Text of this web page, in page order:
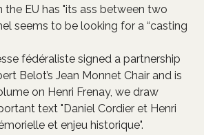
the EU has "its ass between two
seems to be looking for a “casting
fédéraliste signed a partnership
Belot’s Jean Monnet Chair and is
on Henri Frenay, we draw
text "Daniel Cordier et Henri
et enjeu historique".